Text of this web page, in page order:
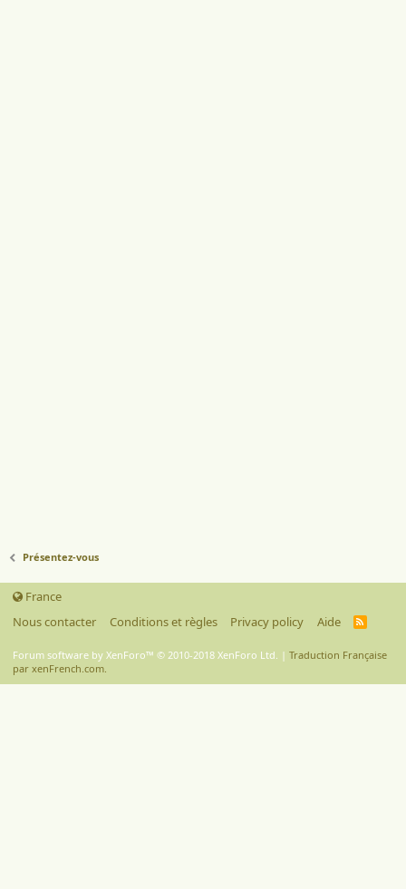
Présentez-vous
France
Nous contacter
Conditions et règles Privacy policy Aide
R
Forum software by XenForo™ © 2010-2018 XenForo Ltd. | Traduction Française
par xenFrench.com.